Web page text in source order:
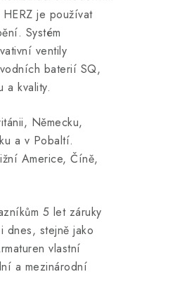
je používat
Systém
ventily
baterií SQ,
a kvality.
Německu,
a v Pobaltí.
Americe, Číně,
5 let záruky
dnes, stejně jako
vlastní
a mezinárodní